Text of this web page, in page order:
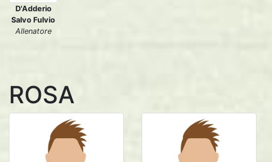
D'Adderio
Salvo Fulvio
Allenatore
ROSA